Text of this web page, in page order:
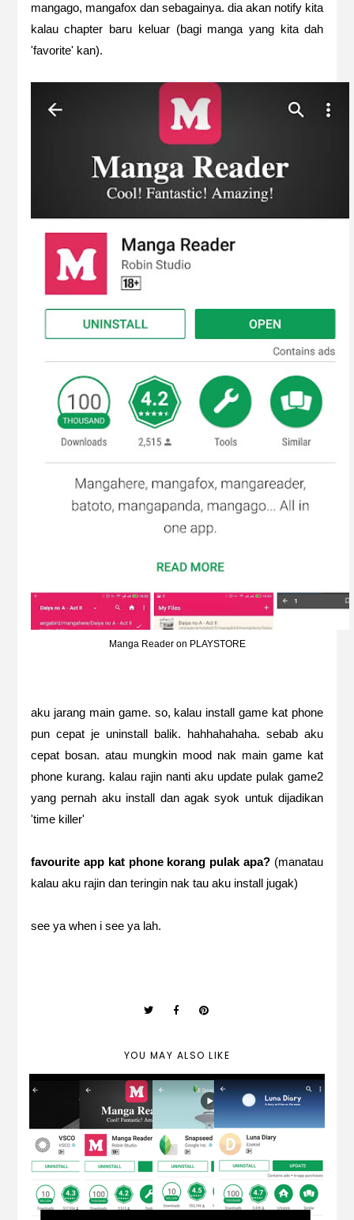
mangago, mangafox dan sebagainya. dia akan notify kita
kalau chapter baru keluar (bagi manga yang kita dah
'favorite' kan).
Manga Reader on PLAYSTORE
aku jarang main game. so, kalau install game kat phone
pun cepat je uninstall balik. hahhahahaha. sebab aku
cepat bosan. atau mungkin mood nak main game kat
phone kurang. kalau rajin nanti aku update pulak game2
yang pernah aku install dan agak syok untuk dijadikan
'time killer'
favourite app kat phone korang pulak apa? (manatau
kalau aku rajin dan teringin nak tau aku install jugak)
see ya when i see ya lah.
YOU MAY ALSO LIKE
my current favourite phone apps